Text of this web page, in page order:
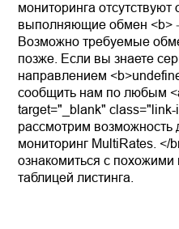
мониторинга
выполняющие обмен <b>
Возможно требуемые
позже. Если вы знаете
направлением
сообщить нам по любым
target="_blank"
рассмотрим возможность
мониторинг MultiRates. </
ознакомиться с
таблицей листинга.